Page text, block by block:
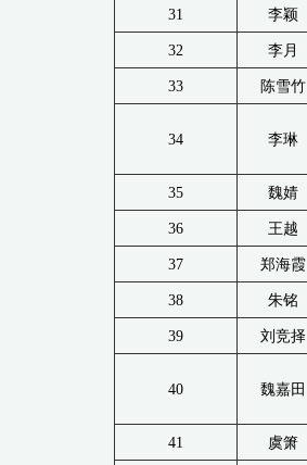
31 李颖
32 李月
33 陈雪竹
34 李琳
35 魏婧
36 王越
37 郑海霞
38 朱铭
39 刘竞择
40 魏嘉田
41 虞箫